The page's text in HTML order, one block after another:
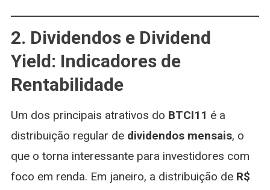
2. Dividendos e Dividend
Yield: Indicadores de
Rentabilidade
Um dos principais atrativos do BTCI11 é a
distribuição regular de dividendos mensais, o
que o torna interessante para investidores com
foco em renda. Em janeiro, a distribuição de R$